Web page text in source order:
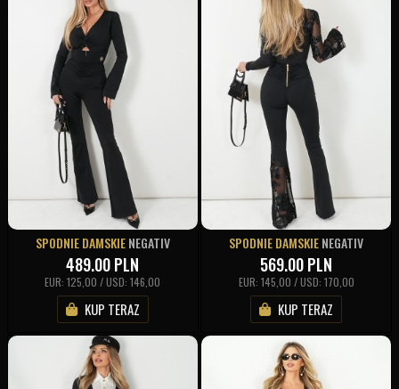
SPODNIE DAMSKIENEGATIV
489.00PLN
EUR: 125,00 / USD: 146,00
KUP TERAZ
SPODNIE DAMSKIENEGATIV
569.00PLN
EUR: 145,00 / USD: 170,00
KUP TERAZ